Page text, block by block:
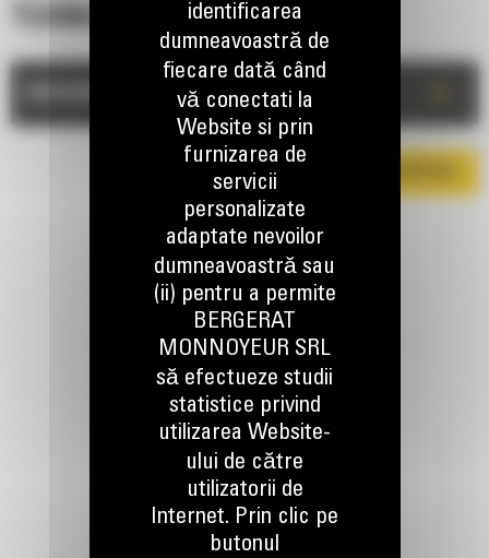
TEHNICE
TINEM LEGATURA
Apelati-ne
identificarea
dumneavoastră de
fiecare dată când
vă conectati la
Website si prin
furnizarea de
servicii
personalizate
adaptate nevoilor
dumneavoastră sau
(ii) pentru a permite
BERGERAT
MONNOYEUR SRL
să efectueze studii
statistice privind
utilizarea Website-
ului de către
utilizatorii de
Internet. Prin clic pe
butonul